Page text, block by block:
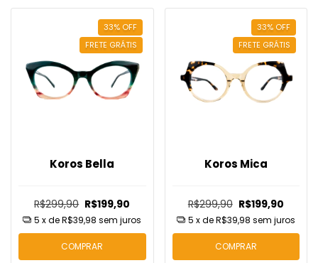
33% OFF
FRETE GRÁTIS
Koros Bella
R$299,90 R$199,90
5 x deR$39,98 sem juros
COMPRAR
33% OFF
FRETE GRÁTIS
Koros Mica
R$299,90 R$199,90
5 x deR$39,98 sem juros
COMPRAR